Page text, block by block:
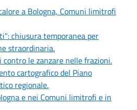
a Bologna, Comuni limitrofi
chiusura temporanea per
straordinaria.
le zanzare nelle frazioni.
cartografico del Piano
regionale.
e nei Comuni limitrofi e in